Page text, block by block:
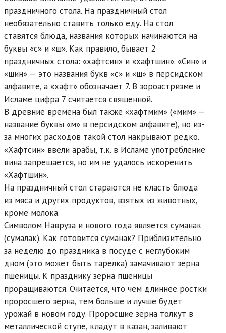
праздничного стола. На праздничный стол
необязательно ставить только еду. На стол
ставятся блюда, названия которых начинаются на
буквы «с» и «ш». Как правило, бывает 2
праздничных стола: «хафтсин» и «хафтшин». «Син» и
«шин» — это названия букв «с» и «ш» в персидском
алфавите, а «хафт» обозначает 7. В зороастризме и
Исламе цифра 7 считается священной.
В древние времена был также «хафтмим» («мим» —
название буквы «м» в персидском алфавите), но из-
за многих расходов такой стол накрывают редко.
«Хафтсин» ввели арабы, т.к. в Исламе употребление
вина запрещается, но им не удалось искоренить
«Хафтшин».
На праздничный стол стараются не класть блюда
из мяса и других продуктов, взятых из животных,
кроме молока.
Символом Навруза и нового года является суманак
(сумалак). Как готовится суманак? Приблизительно
за неделю до праздника в посуде с неглубоким
дном (это может быть тарелка) замачивают зерна
пшеницы. К празднику зерна пшеницы
проращиваются. Считается, что чем длиннее ростки
проросшего зерна, тем больше и лучше будет
урожай в новом году. Проросшие зерна толкут в
металлической ступе, кладут в казан, заливают